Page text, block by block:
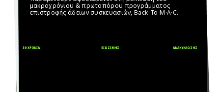
μακροχρόνιου & πρωτοπόρου προγράμματος
επιστροφής άδειων συσκευασιών, Back-To-M·A·C.
30 ΧΡΟΝΙΑ ΒΙΩΣΙΜΗΣ ΑΝΑΚΥΚΛΩΣΗΣ